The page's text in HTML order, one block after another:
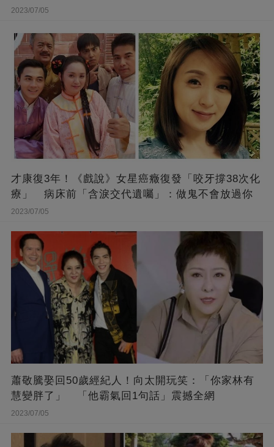
2023/07/05
才康復3年！《戲說》女星癌癥復發「咬牙撐38次化
療」 病床前「含淚交代遺囑」：做鬼不會放過你
2023/07/05
蕭敬騰娶回50歲經紀人！向太開玩笑：「你家林有
慧變胖了」 「他霸氣回1句話」震撼全網
2023/07/05